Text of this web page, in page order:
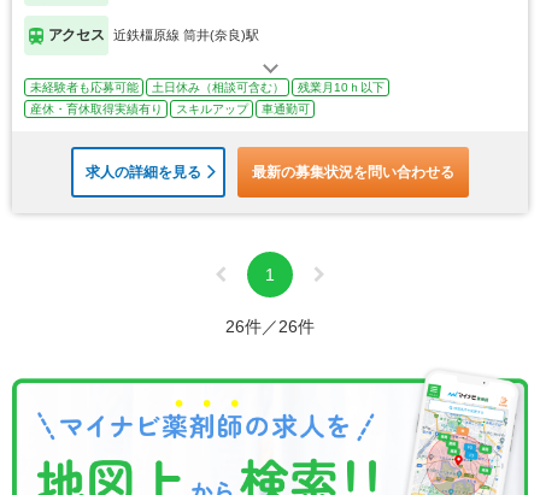
アクセス 近鉄橿原線 筒井(奈良)駅
未経験者も応募可能 土日休み（相談可含む）
残業月10ｈ以下
産休・育休取得実績有り
スキルアップ 車通勤可
求人の詳細を見る 最新の募集状況を問い合わせる
1
26件／26件